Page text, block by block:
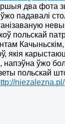
два фота
падавалі
польскай
якія
напэўна ўжо
польскай